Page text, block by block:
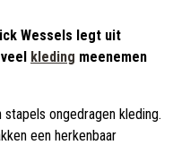
Wessels legt uit
kleding meenemen
ongedragen kleding.
een herkenbaar